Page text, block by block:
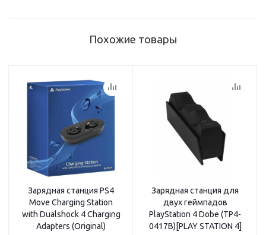
Похожие товары
Зарядная станция PS4
Move Charging Station
with Dualshock 4 Charging
Adapters (Original)
Зарядная станция для
двух геймпадов
PlayStation 4 Dobe (TP4-
0417B)[PLAY STATION 4]